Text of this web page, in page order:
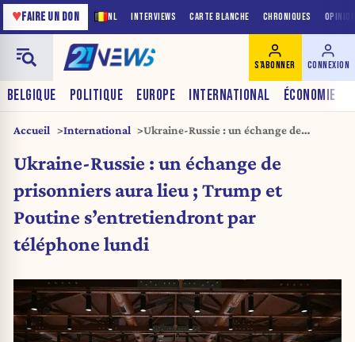
NL INTERVIEWS CARTE BLANCHE CHRONIQUES
♥FAIRE UN DON
BELGIQUE POLITIQUE EUROPE INTERNATIONAL ÉCONOMIE
S'ABONNER CONNEXION
Accueil International
Ukraine-Russie : un échange de
Poutine s’entretiendront par téléphone
lundi
Ukraine-Russie : un échange de
prisonniers aura lieu ; Trump et
Poutine s’entretiendront par
téléphone lundi